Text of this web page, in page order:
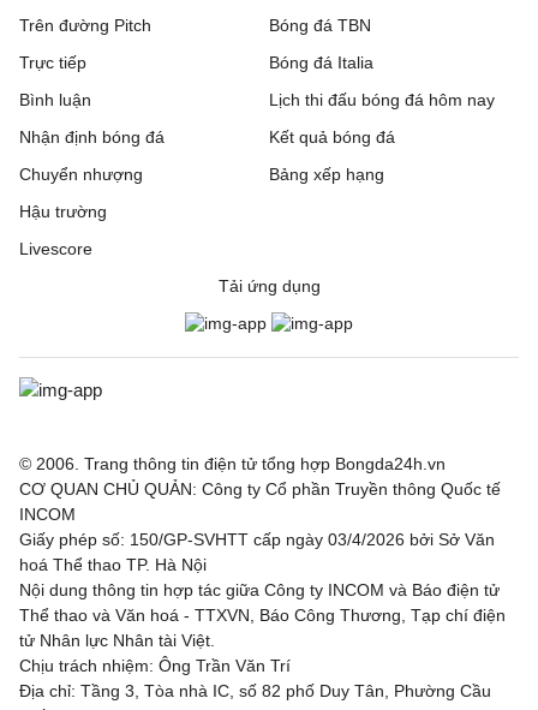
Trên đường Pitch
Trực tiếp
Bóng đá TBN
Bóng đá Italia
Bình luận
Nhận định bóng đá
Chuyển nhượng
Hậu trường
Livescore
Lịch thi đấu bóng đá hôm nay
Kết quả bóng đá
Bảng xếp hạng
Tải ứng dụng
© 2006. Trang thông tin điện tử tổng hợp Bongda24h.vn
CƠ QUAN CHỦ QUẢN: Công ty Cổ phần Truyền thông Quốc tế
INCOM
Giấy phép số: 150/GP-SVHTT cấp ngày 03/4/2026 bởi Sở Văn
hoá Thể thao TP. Hà Nội
Nội dung thông tin hợp tác giữa Công ty INCOM và Báo điện tử
Thể thao và Văn hoá - TTXVN, Báo Công Thương, Tạp chí điện
tử Nhân lực Nhân tài Việt.
Chịu trách nhiệm: Ông Trần Văn Trí
Địa chỉ: Tầng 3, Tòa nhà IC, số 82 phố Duy Tân, Phường Cầu